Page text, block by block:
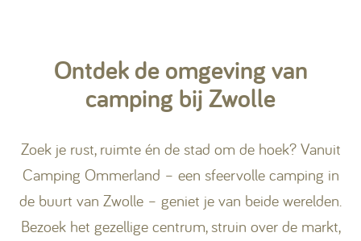
Ontdek de omgeving van
camping bij Zwolle
Zoek je rust, ruimte én de stad om de hoek? Vanuit
Camping Ommerland – een sfeervolle camping in
de buurt van Zwolle – geniet je van beide werelden.
Bezoek het gezellige centrum, struin over de markt,